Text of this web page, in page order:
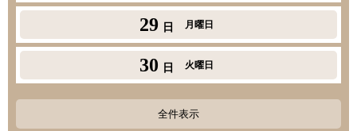
29 日 月曜日
30 日 火曜日
全件表示